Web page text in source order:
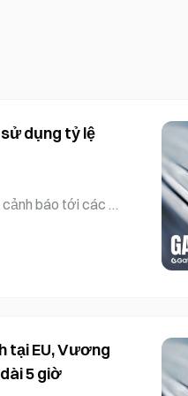
dụng tỷ lệ
báo tới các n
thư mà Bloom
thủ pháp luật và
tại EU, Vương
5 giờ